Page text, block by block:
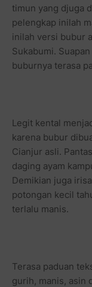
timun yang djuga
pelengkap inilah
inilah versi bubur
Sukabumi.
buburnya terasa
Legit kental
karena bubur
Cianjur asli.
daging ayam
Demikian juga
potongan kecil
terlalu manis.
Terasa paduan
gurih, manis, asin